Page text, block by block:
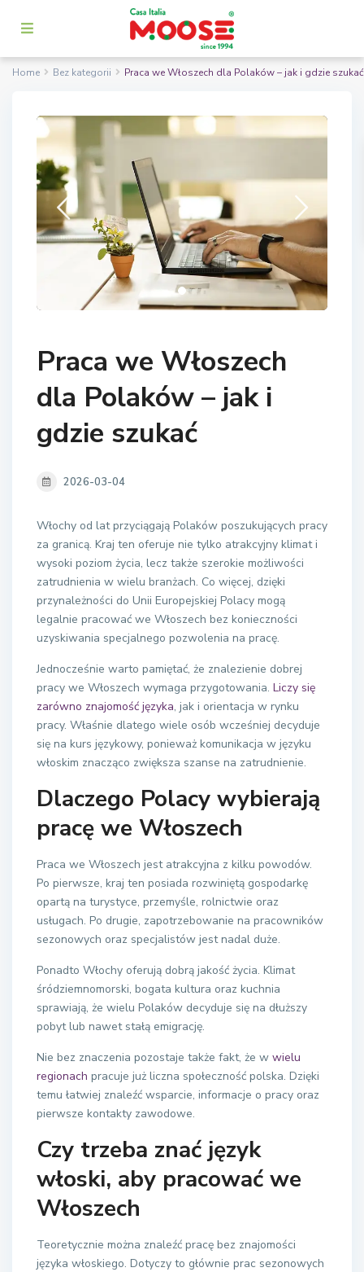
Home Bez kategorii Praca we Włoszech dla Polaków – jak i gdzie szukać
Praca we Włoszech
dla Polaków – jak i
gdzie szukać
2026-03-04
Włochy od lat przyciągają Polaków poszukujących pracy
za granicą. Kraj ten oferuje nie tylko atrakcyjny klimat i
wysoki poziom życia, lecz także szerokie możliwości
zatrudnienia w wielu branżach. Co więcej, dzięki
przynależności do Unii Europejskiej Polacy mogą
legalnie pracować we Włoszech bez konieczności
uzyskiwania specjalnego pozwolenia na pracę.
Jednocześnie warto pamiętać, że znalezienie dobrej
pracy we Włoszech wymaga przygotowania. Liczy się
zarówno znajomość języka, jak i orientacja w rynku
pracy. Właśnie dlatego wiele osób wcześniej decyduje
się na kurs językowy, ponieważ komunikacja w języku
włoskim znacząco zwiększa szanse na zatrudnienie.
Dlaczego Polacy wybierają
pracę we Włoszech
Praca we Włoszech jest atrakcyjna z kilku powodów.
Po pierwsze, kraj ten posiada rozwiniętą gospodarkę
opartą na turystyce, przemyśle, rolnictwie oraz
usługach. Po drugie, zapotrzebowanie na pracowników
sezonowych oraz specjalistów jest nadal duże.
Ponadto Włochy oferują dobrą jakość życia. Klimat
śródziemnomorski, bogata kultura oraz kuchnia
sprawiają, że wielu Polaków decyduje się na dłuższy
pobyt lub nawet stałą emigrację.
Nie bez znaczenia pozostaje także fakt, że w wielu
regionach pracuje już liczna społeczność polska. Dzięki
temu łatwiej znaleźć wsparcie, informacje o pracy oraz
pierwsze kontakty zawodowe.
Czy trzeba znać język
włoski, aby pracować we
Włoszech
Teoretycznie można znaleźć pracę bez znajomości
języka włoskiego. Dotyczy to głównie prac sezonowych